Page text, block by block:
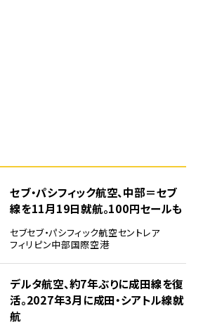
セブ・パシフィック航空、中部＝セブ
線を11月19日就航。100円セールも
セブセブ・パシフィック航空セントレア
フィリピン中部国際空港
デルタ航空、約7年ぶりに成田線を復
活。2027年3月に成田・シアトル線就
航